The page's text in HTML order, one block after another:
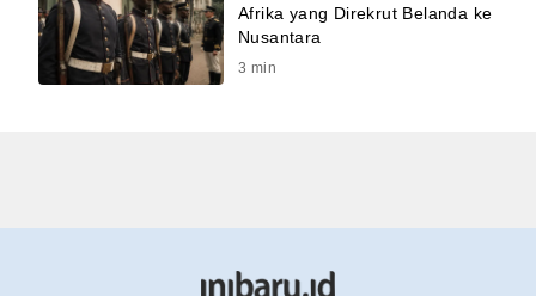
Afrika yang Direkrut Belanda ke
Nusantara
3 min